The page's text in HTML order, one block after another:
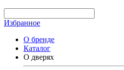
Избранное
О бренде
Каталог
О дверях